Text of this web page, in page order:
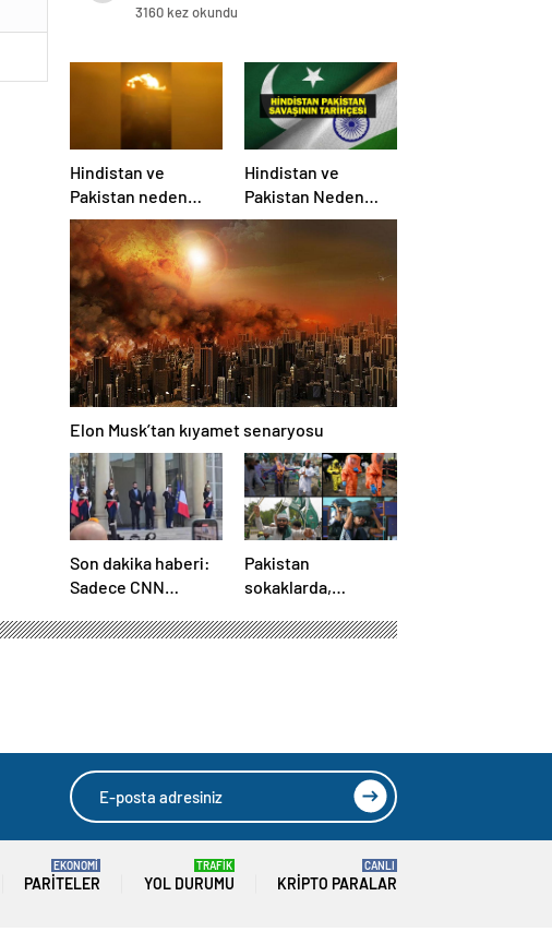
3160 kez okundu
Hindistan ve
Pakistan neden
savaşıyor?
Hindistan ve
Pakistan Neden
Savaşıyor? Keşmir
Neden Savaş
Başladı? İşte
Hindistan Pakistan
Savaşının Tarihçesi!
Elon Musk’tan kıyamet senaryosu
Son dakika haberi:
Sadece CNN
Elize’de! Suriye
Pakistan
sokaklarda,
tatbikatta: “Ateşle
PARITELER
EKONOMİ
YOL DURUMU
TRAFİK
KRIPTO PARALAR
CANLI